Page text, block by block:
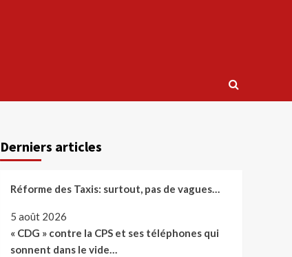
Derniers articles
Réforme des Taxis: surtout, pas de vagues…
5 août 2026
« CDG » contre la CPS et ses téléphones qui
sonnent dans le vide…